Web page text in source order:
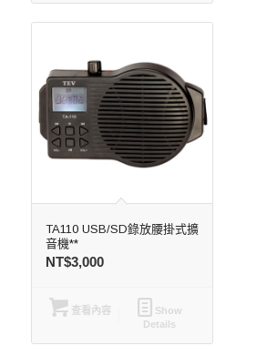
TA110 USB/SD錄放腰掛式擴
音機**
NT$3,000
查看內容
Show
Details